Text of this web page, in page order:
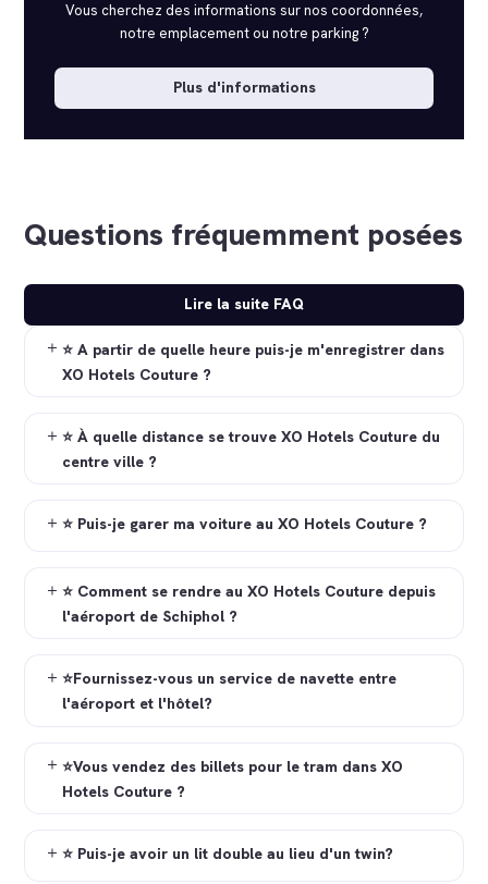
Afficher la carte
Vous cherchez des informations sur nos coordonnées,
notre emplacement ou notre parking ?
Plus d'informations
Questions fréquemment posées
Lire la suite FAQ
⭐ A partir de quelle heure puis-je m'enregistrer dans
XO Hotels Couture ?
⭐ À quelle distance se trouve XO Hotels Couture du
centre ville ?
⭐ Puis-je garer ma voiture au XO Hotels Couture ?
⭐ Comment se rendre au XO Hotels Couture depuis
l'aéroport de Schiphol ?
⭐Fournissez-vous un service de navette entre
l'aéroport et l'hôtel?
⭐Vous vendez des billets pour le tram dans XO
Hotels Couture ?
⭐ Puis-je avoir un lit double au lieu d'un twin?